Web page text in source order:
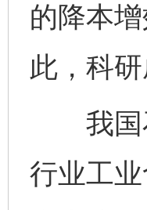
的降本
此，科
我国石
行业工